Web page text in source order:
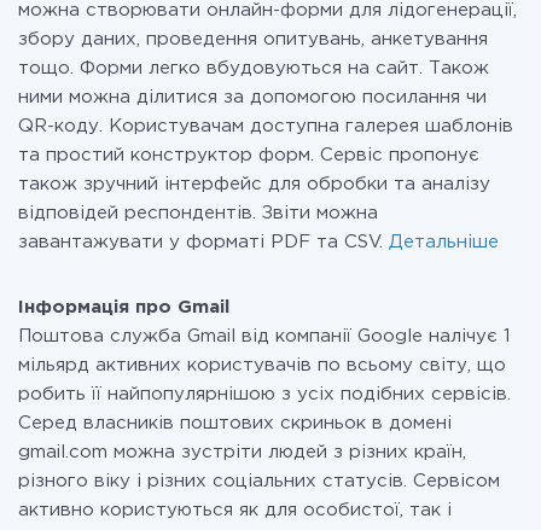
можна створювати онлайн-форми для лідогенерації,
збору даних, проведення опитувань, анкетування
тощо. Форми легко вбудовуються на сайт. Також
ними можна ділитися за допомогою посилання чи
QR-коду. Користувачам доступна галерея шаблонів
та простий конструктор форм. Сервіс пропонує
також зручний інтерфейс для обробки та аналізу
відповідей респондентів. Звіти можна
завантажувати у форматі PDF та CSV. Детальніше
Інформація про Gmail
Поштова служба Gmail від компанії Google налічує 1
мільярд активних користувачів по всьому світу, що
робить її найпопулярнішою з усіх подібних сервісів.
Серед власників поштових скриньок в домені
gmail.com можна зустріти людей з різних країн,
різного віку і різних соціальних статусів. Сервісом
активно користуються як для особистої, так і